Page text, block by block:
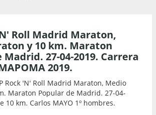
Roll Madrid Maraton,
y 10 km. Maraton
27-04-2019. Carrera
2019.
Rock 'N' Roll Madrid Maraton, Medio
Maraton Popular de Madrid. 27-04-
10 km. Carlos MAYO 1º hombres.